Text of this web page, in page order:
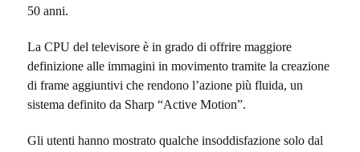
50 anni.
La CPU del televisore è in grado di offrire maggiore
definizione alle immagini in movimento tramite la creazione
di frame aggiuntivi che rendono l’azione più fluida, un
sistema definito da Sharp “Active Motion”.
Gli utenti hanno mostrato qualche insoddisfazione solo dal